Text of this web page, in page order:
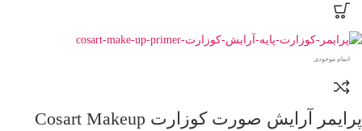
اتمام موجودی
پرایمر آرایش صورت کوزارت Cosart Makeup